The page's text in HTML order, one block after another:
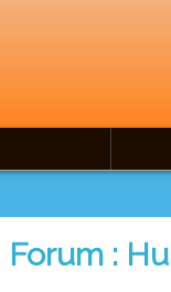
Forum :